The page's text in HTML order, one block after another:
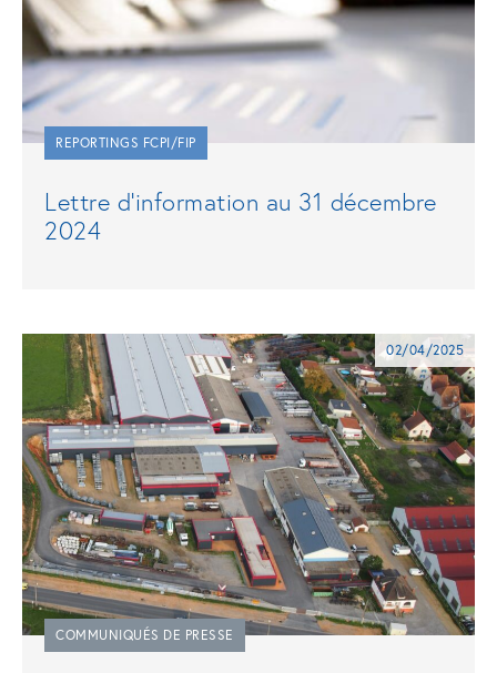
REPORTINGS FCPI/FIP
Lettre d’information au 31 décembre
2024
02/04/2025
COMMUNIQUÉS DE PRESSE